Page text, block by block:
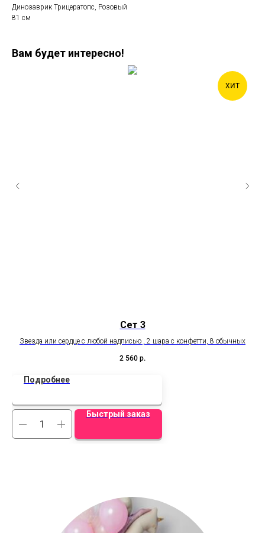
Динозаврик Трицератопс, Розовый
81 см
Вам будет интересно!
ХИТ
Сет 3
Звезда или сердце с любой надписью , 2 шара с конфетти, 8 обычных
2 560 р.
Подробнее
Быстрый заказ